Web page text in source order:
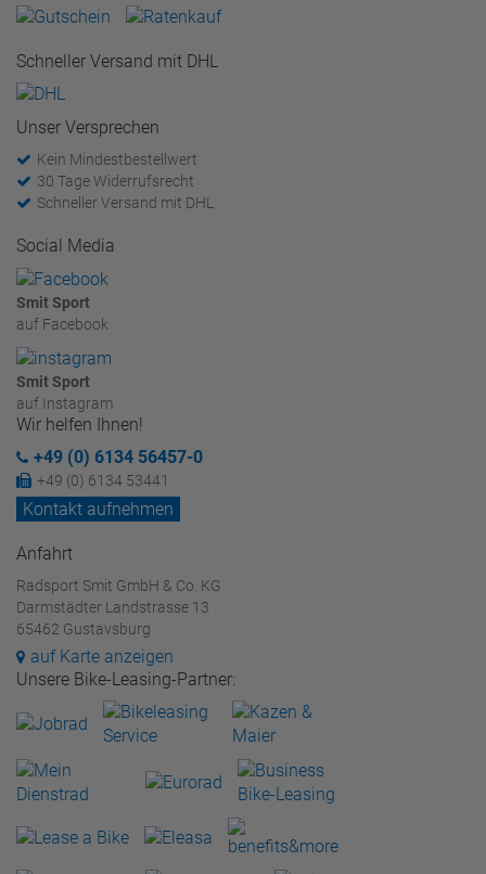
Schneller Versand mit DHL
Unser Versprechen
Kein Mindestbestellwert
30 Tage Widerrufsrecht
Schneller Versand mit DHL
Social Media
Smit Sport
auf Facebook
Smit Sport
auf Instagram
Wir helfen Ihnen!
+49 (0) 6134 56457-0
+49 (0) 6134 53441
Kontakt aufnehmen
Anfahrt
Radsport Smit GmbH & Co. KG
Darmstädter Landstrasse 13
65462 Gustavsburg
auf Karte anzeigen
Unsere Bike-Leasing-Partner: